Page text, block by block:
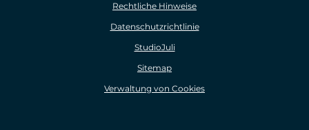
Rechtliche Hinweise
Datenschutzrichtlinie
StudioJuli
Sitemap
Verwaltung von Cookies